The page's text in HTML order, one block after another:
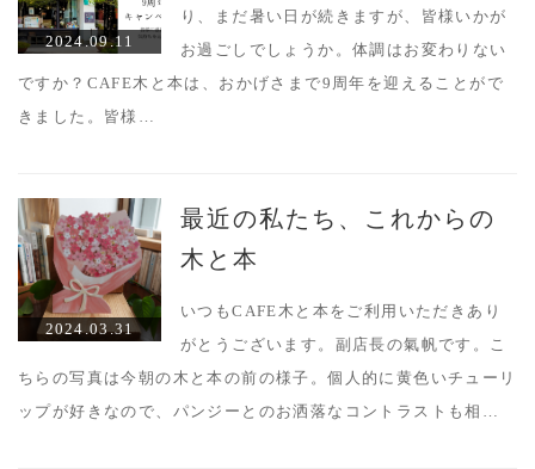
2024.09.11
り、まだ暑い日が続きますが、皆様いかが
お過ごしでしょうか。体調はお変わりない
ですか？CAFE木と本は、おかげさまで9周年を迎えることがで
きました。皆様…
2024.03.31
最近の私たち、これからの
木と本
いつもCAFE木と本をご利用いただきあり
がとうございます。副店長の氣帆です。こ
ちらの写真は今朝の木と本の前の様子。個人的に黄色いチューリ
ップが好きなので、パンジーとのお洒落なコントラストも相…